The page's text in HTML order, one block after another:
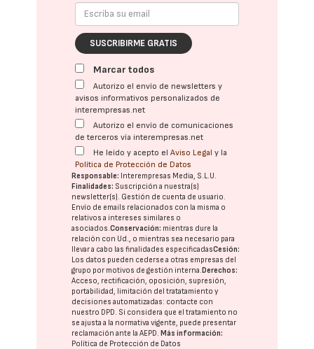
SUSCRIBIRME GRATIS
Marcar todos
Autorizo el envío de newsletters y
avisos informativos personalizados de
interempresas.net
Autorizo el envío de comunicaciones
de terceros vía interempresas.net
He leído y acepto elAviso Legal y la
Política de Protección de Datos
Responsable: Interempresas Media, S.L.U.
Finalidades: Suscripción a nuestra(s)
newsletter(s). Gestión de cuenta de usuario.
Envío de emails relacionados con la misma o
relativos a intereses similares o
asociados.Conservación: mientras dure la
relación con Ud., o mientras sea necesario para
llevar a cabo las finalidades especificadasCesión:
Los datos pueden cederse a otras empresas del
grupo por motivos de gestión interna.Derechos:
Acceso, rectificación, oposición, supresión,
portabilidad, limitación del tratatamiento y
decisiones automatizadas: contacte con
nuestro DPD. Si considera que el tratamiento no
se ajusta a la normativa vigente, puede presentar
reclamación ante laAEPD.Más información:
Política de Protección de Datos